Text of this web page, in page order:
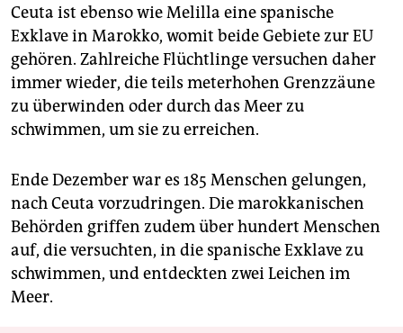
Ceuta ist ebenso wie Melilla eine spanische
Exklave in Marokko, womit beide Gebiete zur EU
gehören. Zahlreiche Flüchtlinge versuchen daher
immer wieder, die teils meterhohen Grenzzäune
zu überwinden oder durch das Meer zu
schwimmen, um sie zu erreichen.
Ende Dezember war es 185 Menschen gelungen,
nach Ceuta vorzudringen. Die marokkanischen
Behörden griffen zudem über hundert Menschen
auf, die versuchten, in die spanische Exklave zu
schwimmen, und entdeckten zwei Leichen im
Meer.